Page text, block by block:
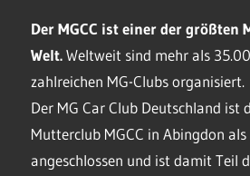
Der MGCC ist einer der größten
Welt.Weltweit sind mehr als
zahlreichen MG-Clubs organisiert.
Der MG Car Club Deutschland ist
Mutterclub MGCC in Abingdon
angeschlossen und ist damit Teil